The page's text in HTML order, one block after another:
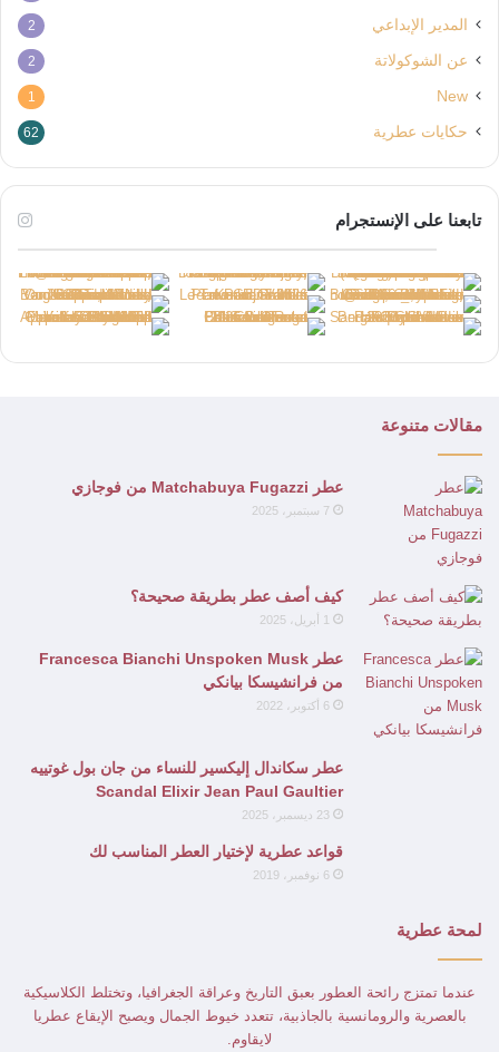
المدير الإبداعي 2
عن الشوكولاتة 2
New
1
حكايات عطرية 62
تابعنا على الإنستجرام
مقالات متنوعة
عطر Matchabuya Fugazzi من فوجازي
7 سبتمبر، 2025
كيف أصف عطر بطريقة صحيحة؟
1 أبريل، 2025
عطر Francesca Bianchi Unspoken Musk
من فرانشيسكا بيانكي
6 أكتوبر، 2022
عطر سكاندال إليكسير للنساء من جان بول غوتييه
Scandal Elixir Jean Paul Gaultier
23 ديسمبر، 2025
قواعد عطرية لإختيار العطر المناسب لك
6 نوفمبر، 2019
لمحة عطرية
عندما تمتزج رائحة العطور بعبق التاريخ وعراقة الجغرافيا، وتختلط الكلاسيكية
بالعصرية والرومانسية بالجاذبية، تتعدد خيوط الجمال ويصبح الإيقاع عطريا
لايقاوم.